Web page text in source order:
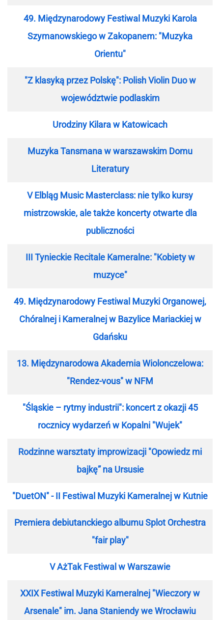
49. Międzynarodowy Festiwal Muzyki Karola
Szymanowskiego w Zakopanem: "Muzyka
Orientu"
"Z klasyką przez Polskę": Polish Violin Duo w
województwie podlaskim
Urodziny Kilara w Katowicach
Muzyka Tansmana w warszawskim Domu
Literatury
V Elbląg Music Masterclass: nie tylko kursy
mistrzowskie, ale także koncerty otwarte dla
publiczności
III Tynieckie Recitale Kameralne: "Kobiety w
muzyce"
49. Międzynarodowy Festiwal Muzyki Organowej,
Chóralnej i Kameralnej w Bazylice Mariackiej w
Gdańsku
13. Międzynarodowa Akademia Wiolonczelowa:
"Rendez-vous" w NFM
"Śląskie – rytmy industrii": koncert z okazji 45
rocznicy wydarzeń w Kopalni "Wujek"
Rodzinne warsztaty improwizacji "Opowiedz mi
bajkę” na Ursusie
"DuetON" - II Festiwal Muzyki Kameralnej w Kutnie
Premiera debiutanckiego albumu Splot Orchestra
"fair play"
V AżTak Festiwal w Warszawie
XXIX Festiwal Muzyki Kameralnej "Wieczory w
Arsenale" im. Jana Staniendy we Wrocławiu